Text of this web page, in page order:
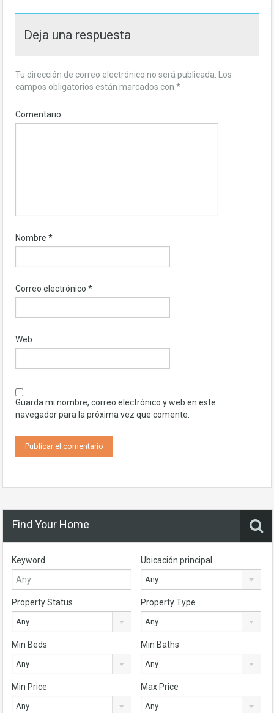
Deja una respuesta
Tu dirección de correo electrónico no será publicada.
Los
campos obligatorios están marcados con *
Comentario
Nombre *
Correo electrónico *
Web
Guarda mi nombre, correo electrónico y web en este
navegador para la próxima vez que comente.
Find Your Home
Keyword Ubicación principal
Any
Property Status
Any
Property Type
Any
Min Beds
Any
Min Baths
Any
Min Price
Any
Max Price
Any